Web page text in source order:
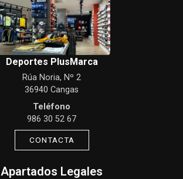
Deportes PlusMarca
Rúa Noria, Nº 2
36940 Cangas
Teléfono
986 30 52 67
CONTACTA
Apartados Legales